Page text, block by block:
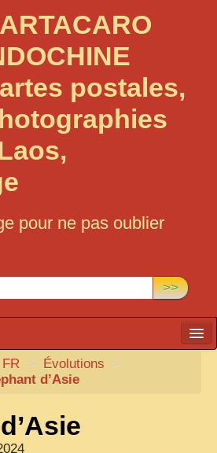
postales,
pour ne pas oublier
>>
FR > Évolutions
>
d’Asie